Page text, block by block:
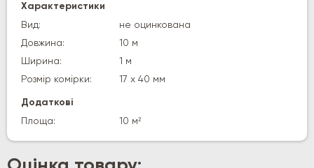
Характеристики
Вид:
не оцинкована
Довжина:
10 м
Ширина:
1 м
Розмір комірки:
17 х 40 мм
Додаткові
Площа:
10 м²